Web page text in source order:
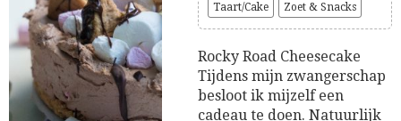
Taart/Cake Zoet & Snacks
Rocky Road Cheesecake
Tijdens mijn zwangerschap
besloot ik mijzelf een
cadeau te doen. Natuurlijk